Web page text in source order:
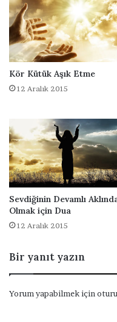
i
n
B
ü
y
ü
d
i
p
K
a
v
D
u
a
s
ı
Kör Kütük Aşık Etme
12 Aralık 2015
Sevdiğinin Devamlı
Olmak için Dua
12 Aralık 2015
Bir yanıt yazın
Yorum yapabilmek için